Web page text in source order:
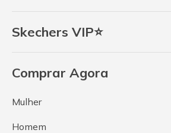
Skechers VIP⭐
Comprar Agora
Mulher
Homem